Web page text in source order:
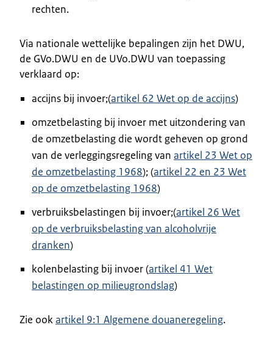
rechten.
Via nationale wettelijke bepalingen zijn het DWU,
de GVo.DWU en de UVo.DWU van toepassing
verklaard op:
accijns bij invoer;(artikel 62 Wet op de accijns)
omzetbelasting bij invoer met uitzondering van
de omzetbelasting die wordt geheven op grond
van de verleggingsregeling van artikel 23 Wet op
de omzetbelasting 1968); (artikel 22 en 23 Wet
op de omzetbelasting 1968)
verbruiksbelastingen bij invoer;(artikel 26 Wet
op de verbruiksbelasting van alcoholvrije
dranken)
kolenbelasting bij invoer (artikel 41 Wet
belastingen op milieugrondslag)
Zie ookartikel 9:1 Algemene douaneregeling.